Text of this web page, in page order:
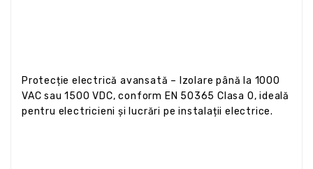
Protecție electrică avansată – Izolare până la 1000
VAC sau 1500 VDC, conform EN 50365 Clasa 0, ideală
pentru electricieni și lucrări pe instalații electrice.